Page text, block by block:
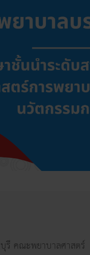
รี คณะพยาบาลศาสตร์